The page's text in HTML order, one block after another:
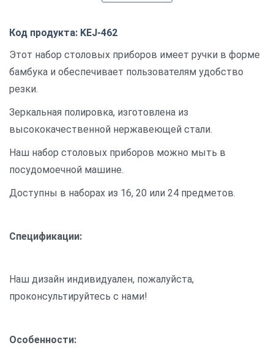
Код продукта: KEJ-462
Этот набор столовых приборов имеет ручки в форме
бамбука и обеспечивает пользователям удобство
резки.
Зеркальная полировка, изготовлена ​​из
высококачественной нержавеющей стали.
Наш набор столовых приборов можно мыть в
посудомоечной машине.
Доступны в наборах из 16, 20 или 24 предметов.
Спецификации:
Наш дизайн индивидуален, пожалуйста,
проконсультируйтесь с нами!
Особенности: